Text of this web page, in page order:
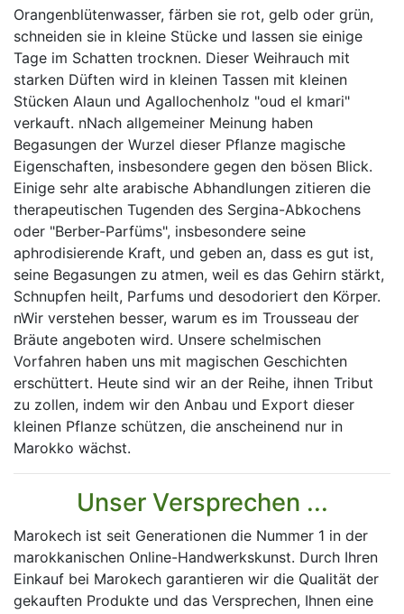
Orangenblütenwasser, färben sie rot, gelb oder grün,
schneiden sie in kleine Stücke und lassen sie einige
Tage im Schatten trocknen. Dieser Weihrauch mit
starken Düften wird in kleinen Tassen mit kleinen
Stücken Alaun und Agallochenholz "oud el kmari"
verkauft. nNach allgemeiner Meinung haben
Begasungen der Wurzel dieser Pflanze magische
Eigenschaften, insbesondere gegen den bösen Blick.
Einige sehr alte arabische Abhandlungen zitieren die
therapeutischen Tugenden des Sergina-Abkochens
oder "Berber-Parfüms", insbesondere seine
aphrodisierende Kraft, und geben an, dass es gut ist,
seine Begasungen zu atmen, weil es das Gehirn stärkt,
Schnupfen heilt, Parfums und desodoriert den Körper.
nWir verstehen besser, warum es im Trousseau der
Bräute angeboten wird. Unsere schelmischen
Vorfahren haben uns mit magischen Geschichten
erschüttert. Heute sind wir an der Reihe, ihnen Tribut
zu zollen, indem wir den Anbau und Export dieser
kleinen Pflanze schützen, die anscheinend nur in
Marokko wächst.
Unser Versprechen ...
Marokech ist seit Generationen die Nummer 1 in der
marokkanischen Online-Handwerkskunst. Durch Ihren
Einkauf bei Marokech garantieren wir die Qualität der
gekauften Produkte und das Versprechen, Ihnen eine